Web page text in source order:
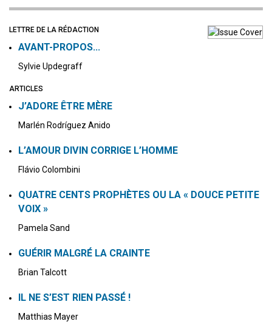
LETTRE DE LA RÉDACTION
AVANT-PROPOS…
Sylvie Updegraff
ARTICLES
J’ADORE ÊTRE MÈRE
Marlén Rodríguez Anido
L’AMOUR DIVIN CORRIGE L’HOMME
Flávio Colombini
QUATRE CENTS PROPHÈTES OU LA « DOUCE PETITE
VOIX »
Pamela Sand
GUÉRIR MALGRÉ LA CRAINTE
Brian Talcott
IL NE S’EST RIEN PASSÉ !
Matthias Mayer